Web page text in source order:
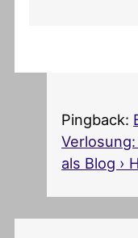
Pingback:
als Blog ›